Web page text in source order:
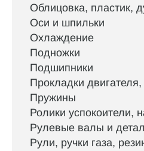
Облицовка, пластик,
Оси и шпильки
Охлаждение
Подножки
Подшипники
Прокладки
Пружины
Ролики успокоители,
Рулевые валы и
Рули, ручки газа,